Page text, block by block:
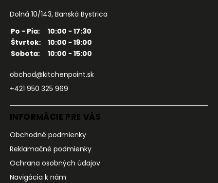
Dolná 10/143, Banská Bystrica
Po - Pia:
10:00 - 17:30
Štvrtok:
10:00 - 19:00
Sobota:
10:00 - 15:00
obchod@kitchenpoint.sk
+421 950 325 969
INFORMÁCIE PRE VÁS
Obchodné podmienky
Reklamačné podmienky
Ochrana osobných údajov
Navigácia k nám